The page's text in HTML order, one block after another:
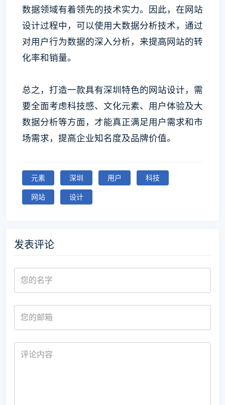
数据领域有着领先的技术实力。因此，在网站
设计过程中，可以使用大数据分析技术，通过
对用户行为数据的深入分析，来提高网站的转
化率和销量。
总之，打造一款具有深圳特色的网站设计，需
要全面考虑科技感、文化元素、用户体验及大
数据分析等方面，才能真正满足用户需求和市
场需求，提高企业知名度及品牌价值。
元素 深圳 用户
科技
网站
设计
发表评论